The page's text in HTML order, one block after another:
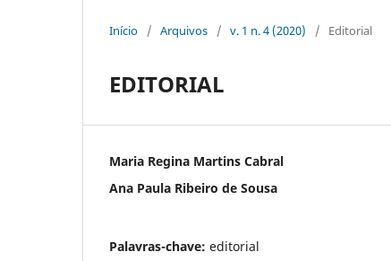
Início / Arquivos / v. 1 n. 4 (2020) / Editorial
EDITORIAL
Maria Regina Martins Cabral
Ana Paula Ribeiro de Sousa
Palavras-chave: editorial